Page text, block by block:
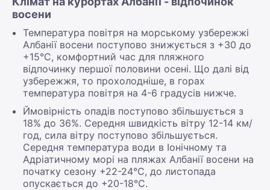
восени
Температура повітря на морському узбережжі
Албанії восени поступово знижується з +30 до
+15°С, комфортний час для пляжного
відпочинку першої половини осені. Що далі від
узбережжя, то прохолодніше, в горах
температура повітря на 4-6 градусів нижче.
Ймовірність опадів поступово збільшується з
18% до 36%. Середня швидкість вітру 12-14 км/
год, сила вітру поступово збільшується.
Середня температура води в Іонічному та
Адріатичному морі на пляжах Албанії восени на
початку сезону +22-24°С, до листопада
опускається до +20-18°С.